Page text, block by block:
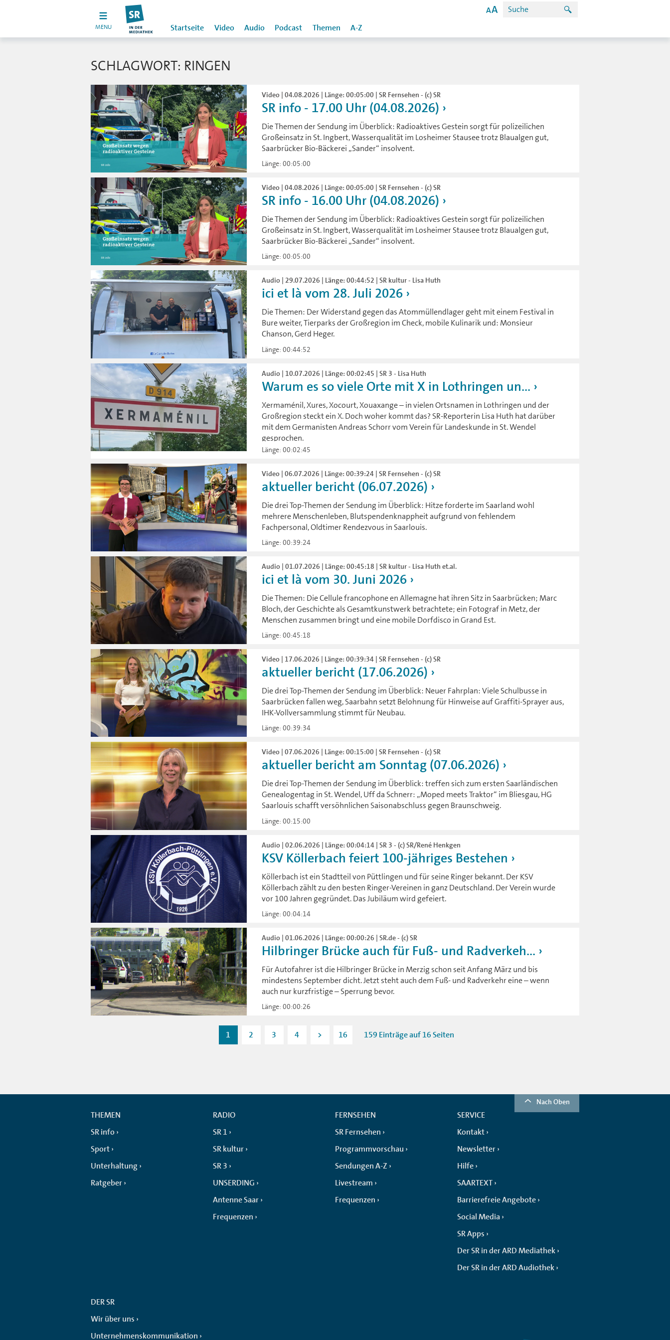
MENU Startseite Video Audio Podcast Themen A-Z
SCHLAGWORT: RINGEN
Video | 04.08.2026 | Länge: 00:05:00 | SR Fernsehen - (c) SR
SR info - 17.00 Uhr (04.08.2026)
Die Themen der Sendung im Überblick: Radioaktives Gestein sorgt für polizeilichen
Großeinsatz in St. Ingbert, Wasserqualität im Losheimer Stausee trotz Blaualgen gut,
Saarbrücker Bio-Bäckerei „Sander“ insolvent.
Länge: 00:05:00
Video | 04.08.2026 | Länge: 00:05:00 | SR Fernsehen - (c) SR
SR info - 16.00 Uhr (04.08.2026)
Die Themen der Sendung im Überblick: Radioaktives Gestein sorgt für polizeilichen
Großeinsatz in St. Ingbert, Wasserqualität im Losheimer Stausee trotz Blaualgen gut,
Saarbrücker Bio-Bäckerei „Sander“ insolvent.
Länge: 00:05:00
Audio | 29.07.2026 | Länge: 00:44:52 | SR kultur - Lisa Huth
ici et là vom 28. Juli 2026
Die Themen: Der Widerstand gegen das Atommüllendlager geht mit einem Festival in
Bure weiter, Tierparks der Großregion im Check, mobile Kulinarik und: Monsieur
Chanson, Gerd Heger.
Länge: 00:44:52
Audio | 10.07.2026 | Länge: 00:02:45 | SR 3 - Lisa Huth
Warum es so viele Orte mit X in Lothringen un...
Xermaménil, Xures, Xocourt, Xouaxange – in vielen Ortsnamen in Lothringen und der
Großregion steckt ein X. Doch woher kommt das? SR-Reporterin Lisa Huth hat darüber
mit dem Germanisten Andreas Schorr vom Verein für Landeskunde in St. Wendel
gesprochen.
Länge: 00:02:45
Video | 06.07.2026 | Länge: 00:39:24 | SR Fernsehen - (c) SR
aktueller bericht (06.07.2026)
Die drei Top-Themen der Sendung im Überblick: Hitze forderte im Saarland wohl
mehrere Menschenleben, Blutspendenknappheit aufgrund von fehlendem
Fachpersonal, Oldtimer Rendezvous in Saarlouis.
Länge: 00:39:24
Audio | 01.07.2026 | Länge: 00:45:18 | SR kultur - Lisa Huth et.al.
ici et là vom 30. Juni 2026
Die Themen: Die Cellule francophone en Allemagne hat ihren Sitz in Saarbrücken; Marc
Bloch, der Geschichte als Gesamtkunstwerk betrachtete; ein Fotograf in Metz, der
Menschen zusammen bringt und eine mobile Dorfdisco in Grand Est.
Länge: 00:45:18
Video | 17.06.2026 | Länge: 00:39:34 | SR Fernsehen - (c) SR
aktueller bericht (17.06.2026)
Die drei Top-Themen der Sendung im Überblick: Neuer Fahrplan: Viele Schulbusse in
Saarbrücken fallen weg, Saarbahn setzt Belohnung für Hinweise auf Graffiti-Sprayer aus,
IHK-Vollversammlung stimmt für Neubau.
Länge: 00:39:34
Video | 07.06.2026 | Länge: 00:15:00 | SR Fernsehen - (c) SR
aktueller bericht am Sonntag (07.06.2026)
Die drei Top-Themen der Sendung im Überblick: treffen sich zum ersten Saarländischen
Genealogentag in St. Wendel, Uff da Schnerr: „Moped meets Traktor“ im Bliesgau, HG
Saarlouis schafft versöhnlichen Saisonabschluss gegen Braunschweig.
Länge: 00:15:00
Audio | 02.06.2026 | Länge: 00:04:14 | SR 3 - (c) SR/René Henkgen
KSV Köllerbach feiert 100-jähriges Bestehen
Köllerbach ist ein Stadtteil von Püttlingen und für seine Ringer bekannt. Der KSV
Köllerbach zählt zu den besten Ringer-Vereinen in ganz Deutschland. Der Verein wurde
vor 100 Jahren gegründet. Das Jubiläum wird gefeiert.
Länge: 00:04:14
Audio | 01.06.2026 | Länge: 00:00:26 | SR.de - (c) SR
Hilbringer Brücke auch für Fuß- und Radverkeh...
Für Autofahrer ist die Hilbringer Brücke in Merzig schon seit Anfang März und bis
mindestens September dicht. Jetzt steht auch dem Fuß- und Radverkehr eine – wenn
auch nur kurzfristige – Sperrung bevor.
Länge: 00:00:26
1 2 3 4 > 16 159 Einträge auf 16 Seiten
Nach Oben
THEMEN
SR info
Sport
Unterhaltung
Ratgeber
RADIO
SR 1
SR kultur
SR 3
UNSERDING
Antenne Saar
Frequenzen
FERNSEHEN
SR Fernsehen
Programmvorschau
Sendungen A-Z
Livestream
Frequenzen
SERVICE
Kontakt
Newsletter
Hilfe
SAARTEXT
Barrierefreie Angebote
Social Media
SR Apps
Der SR in der ARD Mediathek
Der SR in der ARD Audiothek
DER SR
Wir über uns
Unternehmenskommunikation